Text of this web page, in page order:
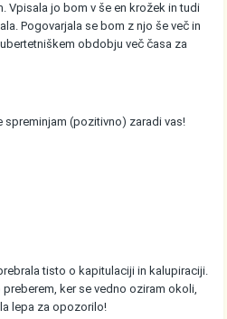
Vpisala jo bom v še en krožek in tudi
Pogovarjala se bom z njo še več in
obdobju več časa za
spreminjam (pozitivno) zaradi vas!
tisto o kapitulaciji in kalupiraciji.
ker se vedno oziram okoli,
lepa za opozorilo!